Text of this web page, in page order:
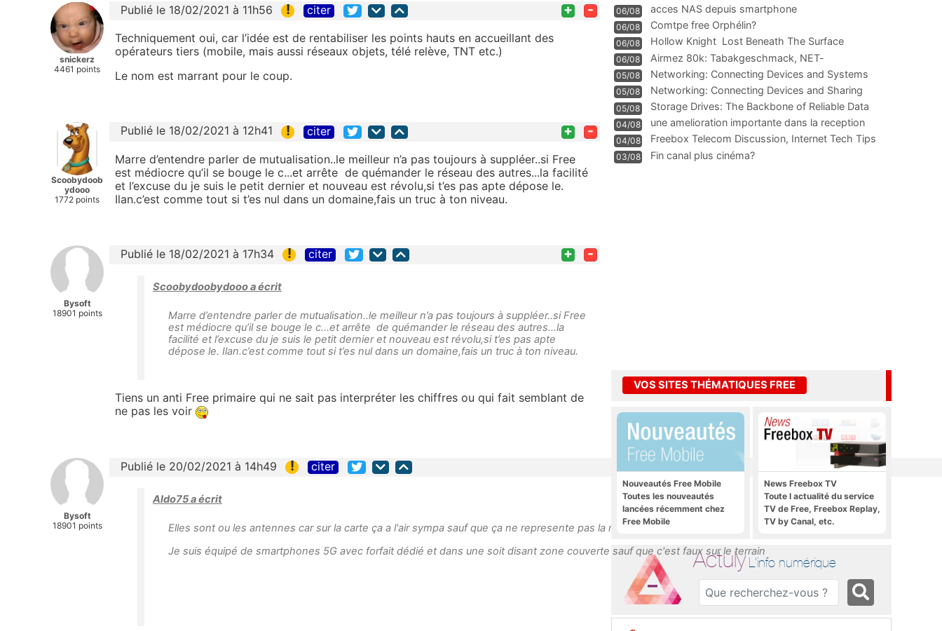
snickerz
4461 points
Publié le 18/02/2021 à 11h56 ! citer + -
Techniquement oui, car l’idée est de rentabiliser les points hauts en accueillant des
opérateurs tiers (mobile, mais aussi réseaux objets, télé relève, TNT etc.)
Le nom est marrant pour le coup.
Scoobydoob
ydooo
1772 points
Publié le 18/02/2021 à 12h41 ! citer + -
Marre d’entendre parler de mutualisation..le meilleur n’a pas toujours à suppléer..si Free
est médiocre qu’il se bouge le c...et arrête de quémander le réseau des autres...la facilité
et l’excuse du je suis le petit dernier et nouveau est révolu,si t’es pas apte dépose le.
Ilan.c’est comme tout si t’es nul dans un domaine,fais un truc à ton niveau.
Bysoft
18901 points
Publié le 18/02/2021 à 17h34 ! citer + -
Scoobydoobydooo a écrit
Marre d’entendre parler de mutualisation..le meilleur n’a pas toujours à suppléer..si Free
est médiocre qu’il se bouge le c...et arrête de quémander le réseau des autres...la
facilité et l’excuse du je suis le petit dernier et nouveau est révolu,si t’es pas apte
dépose le. Ilan.c’est comme tout si t’es nul dans un domaine,fais un truc à ton niveau.
Tiens un anti Free primaire qui ne sait pas interpréter les chiffres ou qui fait semblant de
ne pas les voir
Bysoft
18901 points
Publié le 20/02/2021 à 14h49 ! citer
Aldo75 a écrit
Elles sont ou les antennes car sur la carte ça a l'air sympa sauf que ça ne represente pas la réalité
Je suis équipé de smartphones 5G avec forfait dédié et dans une soit disant zone couverte sauf que c'est faux sur le terrain
06/08 acces NAS depuis smartphone
06/08 Comtpe free Orphélin?
06/08 Hollow Knight  Lost Beneath The Surface
06/08
Airmez 80k: Tabakgeschmack, NET-
Technologie und Leistung im
05/08 Networking: Connecting Devices and Systems
05/08
Networking: Connecting Devices and Sharing
Information
05/08
Storage Drives: The Backbone of Reliable Data
Management
04/08
une amelioration importante dans la reception
WIFI
04/08
Freebox Telecom Discussion, Internet Tech Tips
Communi
03/08 Fin canal plus cinéma?
VOS SITES THÉMATIQUES FREE
Nouveautés Free Mobile
Toutes les nouveautés
lancées récemment chez
Free Mobile
News Freebox TV
Toute l actualité du service
TV de Free, Freebox Replay,
TV by Canal, etc.
Actuly L'info numérique